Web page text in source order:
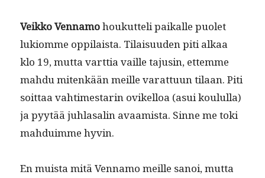
Veikko Ven­namohoukut­teli paikalle puo­let
lukiomme oppi­laista. Tilaisu­u­den piti alkaa
klo 19, mut­ta vart­tia vaille tajusin, ettemme
mah­du mitenkään meille varat­tuun tilaan. Piti
soit­taa vah­times­tarin ovikel­loa (asui koul­ul­la)
ja pyytää juh­lasalin avaamista. Sinne me toki
mah­duimme hyvin.
En muista mitä Ven­namo meille sanoi, mut­ta